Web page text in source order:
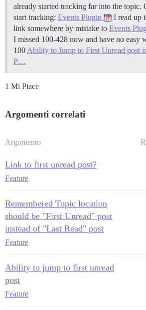
already started tracking far into the topic.
start tracking: Events Plugin
I read up
link somewhere by mistake to Events
I missed 100-428 now and have no easy
100 Ability to Jump to First Unread post
P…
1 Mi Piace
Argomenti correlati
Argomento
Link to first unread post?
Feature
Remembered Topic location
should be "First Unread" post
instead of "Last Read" post
Feature
Ability to jump to first unread
post
Feature